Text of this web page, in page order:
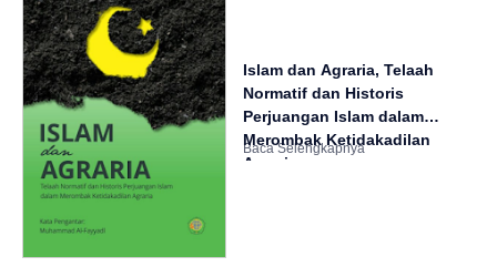
Islam dan Agraria, Telaah
Normatif dan Historis
Perjuangan Islam dalam
Merombak Ketidakadilan
Agraria